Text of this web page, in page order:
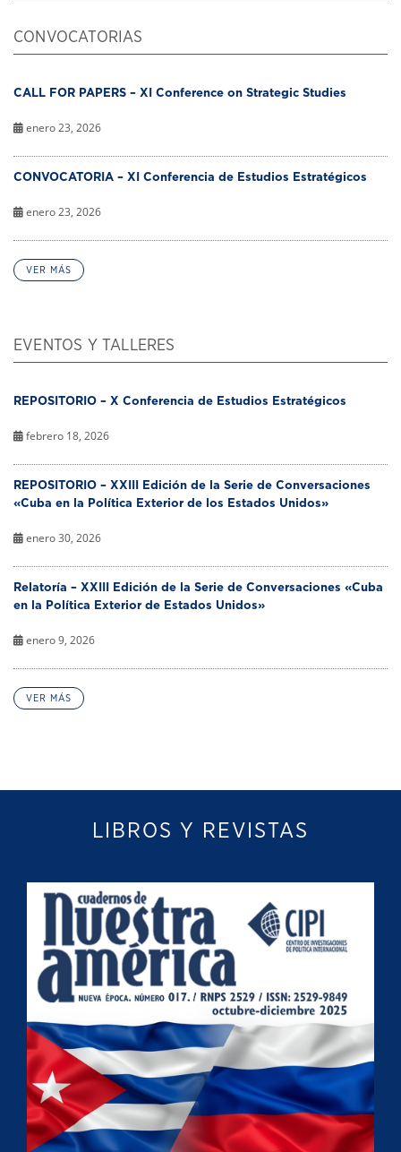
CONVOCATORIAS
CALL FOR PAPERS – XI Conference on Strategic Studies
enero 23, 2026
CONVOCATORIA – XI Conferencia de Estudios Estratégicos
enero 23, 2026
VER MÁS
EVENTOS Y TALLERES
REPOSITORIO – X Conferencia de Estudios Estratégicos
febrero 18, 2026
REPOSITORIO – XXIII Edición de la Serie de Conversaciones
«Cuba en la Política Exterior de los Estados Unidos»
enero 30, 2026
Relatoría – XXIII Edición de la Serie de Conversaciones «Cuba
en la Política Exterior de Estados Unidos»
enero 9, 2026
VER MÁS
LIBROS Y REVISTAS